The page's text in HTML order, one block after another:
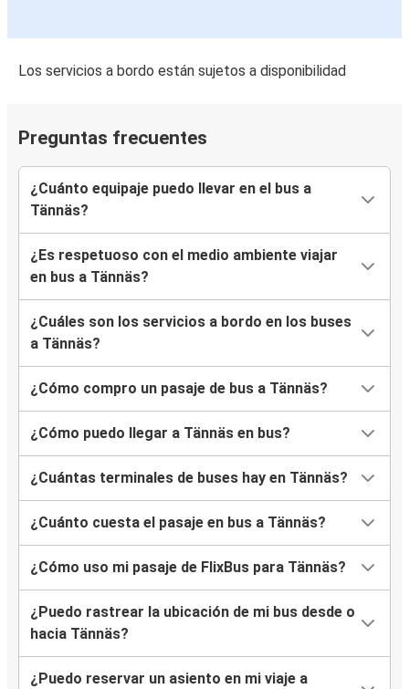
Los servicios a bordo están sujetos a disponibilidad
Preguntas frecuentes
¿Cuánto equipaje puedo llevar en el bus a
Tännäs?
¿Es respetuoso con el medio ambiente viajar
en bus a Tännäs?
¿Cuáles son los servicios a bordo en los buses
a Tännäs?
¿Cómo compro un pasaje de bus a Tännäs?
¿Cómo puedo llegar a Tännäs en bus?
¿Cuántas terminales de buses hay en Tännäs?
¿Cuánto cuesta el pasaje en bus a Tännäs?
¿Cómo uso mi pasaje de FlixBus para Tännäs?
¿Puedo rastrear la ubicación de mi bus desde o
hacia Tännäs?
¿Puedo reservar un asiento en mi viaje a